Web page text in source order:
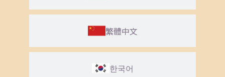
繁體中文
한국어